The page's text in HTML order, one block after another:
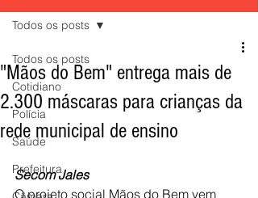
Todos os posts
Cotidiano
Polícia
Saúde
Prefeitura
Todos os posts
"Mãos do Bem" entrega mais de
2.300 máscaras para crianças da
rede municipal de ensino
Secom Jales
O projeto social Mãos do Bem vem